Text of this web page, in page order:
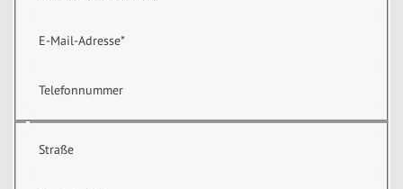
E-Mail-Adresse*
Telefonnummer
Straße